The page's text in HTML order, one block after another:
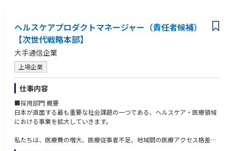
・オンプレミスActive Directry移行支援
・Microsoft Purviewによる情報漏洩対策導入支援
・Entra IDによるIDガバナンス導入支援
・Azure OpenAIインフラセキュリティアセスメント
・Copilot for Security導入・活用支援
・Together we do what matters.
【仕事内容について】
マネージャークラス：複数プロジェクトの管理を中心にご経験に応じ以下
役割を想定
・デリバリー計画の具体化と進捗管理、コスト管理
・デリバリー推進に関わる課題やリスク対応
・プリセールス～ソリューション提案
メーカーからも評価を受けており、半導体エッチング装置において世界N
o.1のマーケットシェアを持っています。当社を世界トップクラスの企業
へと導いたもの、それは、お客様のニーズにマッチしたソリューションを
提供できる「最先端の技術力」に加えて、ボーダレスに連携するチームワ
ークです。多様な文化やバックグラウンドを持った社員がお互いのアイデ
アや意見を尊重し、チームとしてひとつの目標を目指す事で、数々の最先
端技術やイノベーションを生み出してきました。日本の半導体メーカーの
要求に応えるために、日本国内のエンジニアだけでなく、アメリカ本社や
他の拠点のエンジニアとチームを組む、あるいは日本のエンジニアが他の
拠点のプロジェクトに参加することもあります。
2) 機械または電気の業務経験をお持ちの方
3) Management及び Project管理能力尚可
4) 会社の経営方針等を理解し、実践できる方
5) ラム装置の知識をお持ちの方尚可
6) 部署・年齢など壁なく積極的に国内(社内外)及び海外とコミュニケーシ
ョンをとれる方
7) 英語コミュニケーションスキル（目安TOEIC 500点以上）
8) お互いを尊重するチームワークを持つ方
9) ⾃分から積極的に⾏動できる方
10) 取引先との問い合わせや折衝、手続き、納品の受け入れなどの業務経
験をお持ちの方尚可
ヘルスケアプロダクトマネージャー（責任者候補）
【次世代戦略本部】
大手通信企業
上場企業
仕事内容
■採用部門 概要
日本が直面する最も重要な社会課題の一つである、ヘルスケア・医療領域
における事業を拡大していきます。
私たちは、医療費の増大、医療従事者不足、地域間の医療アクセス格差、
社会保障制度の持続可能性など、本領域における課題を事業として持続性